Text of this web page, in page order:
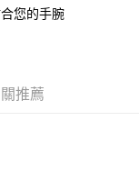
您的手腕
推薦